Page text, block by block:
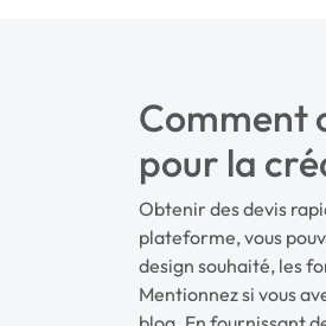
Comment
pour la
Obtenir des devis
plateforme, vous
design souhaité, les
Mentionnez si vous